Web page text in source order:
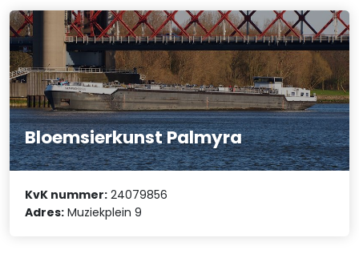
Bloemsierkunst Palmyra
KvK nummer: 24079856
Adres: Muziekplein 9